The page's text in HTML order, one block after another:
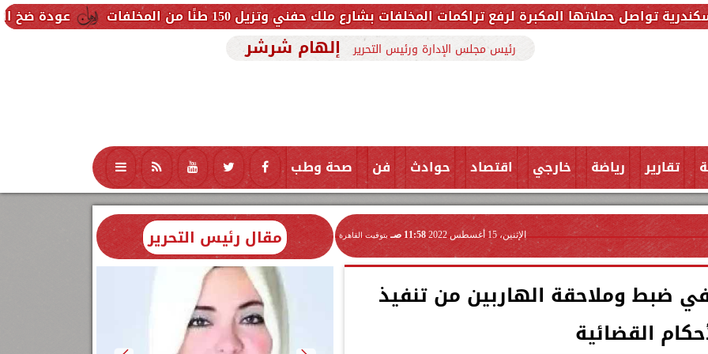
عودة ضخ المياه تدريجيًا لرفع تراكمات المخلفات بشارع ملك حفني وتزيل 150 طنًا من المخلفات
رئيس مجلس الإدارة ورئيس التحرير إلهام شرشر
تقارير رياضة خارجي اقتصاد حوادث فن صحة وطب تكنولوجيا منوعات محافظات
الإثنين، 15 أغسطس 2022 11:58 صـ بتوقيت القاهرة
ضبط وملاحقة الهاربين من تنفيذ
القضائية
مقال رئيس التحرير